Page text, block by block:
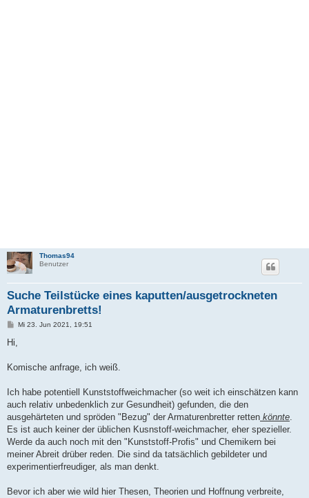
Thomas94
Benutzer
Suche Teilstücke eines kaputten/ausgetrockneten
Armaturenbretts!
B
t
a
Mi 23. Jun 2021, 19:51
Hi,
Komische anfrage, ich weiß.
Ich habe potentiell Kunststoffweichmacher (so weit ich einschätzen kann
auch relativ unbedenklich zur Gesundheit) gefunden, die den
ausgehärteten und spröden "Bezug" der Armaturenbretter retten könnte.
Es ist auch keiner der üblichen Kusnstoff-weichmacher, eher spezieller.
Werde da auch noch mit den "Kunststoff-Profis" und Chemikern bei
meiner Abreit drüber reden. Die sind da tatsächlich gebildeter und
experimentierfreudiger, als man denkt.
Bevor ich aber wie wild hier Thesen, Theorien und Hoffnung verbreite,